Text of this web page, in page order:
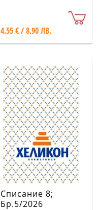
4.55 € / 8.90 ЛВ.
Списание 8;
Бр.5/2026